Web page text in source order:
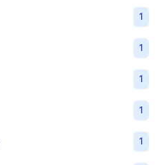
1
1
1
1
1